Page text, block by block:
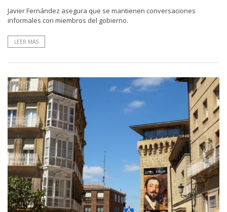
Javier Fernández asegura que se mantienen conversaciones
informales con miembros del gobierno.
LEER MÁS